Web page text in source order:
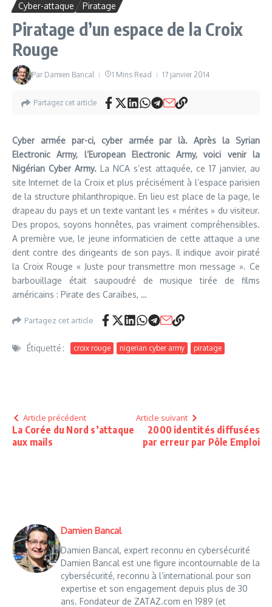
Cyber-attaque Piratage
Piratage d’un espace de la Croix
Rouge
Par Damien Bancal 1 Mins Read 17 janvier 2014
Partagez cet article
Cyber armée par-ci, cyber armée par là. Après la Syrian
Electronic Army, l’European Electronic Army, voici venir la
Nigérian Cyber Army. La NCA s’est attaquée, ce 17 janvier, au
site Internet de la Croix et plus précisément à l’espace parisien
de la structure philanthropique. En lieu est place de la page, le
drapeau du pays et un texte vantant les « mérites » du visiteur.
Des propos, soyons honnêtes, pas vraiment compréhensibles.
A première vue, le jeune informaticien de cette attaque a une
dent contre des dirigeants de son pays. Il indique avoir piraté
la Croix Rouge « Juste pour transmettre mon message ». Ce
barbouillage était saupoudré de musique tirée de films
américains : Pirate des Caraïbes, …
Partagez cet article
Étiquetté : croix rouge nigerian cyber army piratage
Article précédent
La Corée du Nord s’attaque
aux mails
Article suivant
2000 identités diffusées
par erreur par Pôle Emploi
Damien Bancal
Damien Bancal, expert reconnu en cybersécurité
Damien Bancal est une figure incontournable de la
cybersécurité, reconnu à l’international pour son
expertise et son engagement depuis plus de 30
ans. Fondateur de ZATAZ.com en 1989 (et